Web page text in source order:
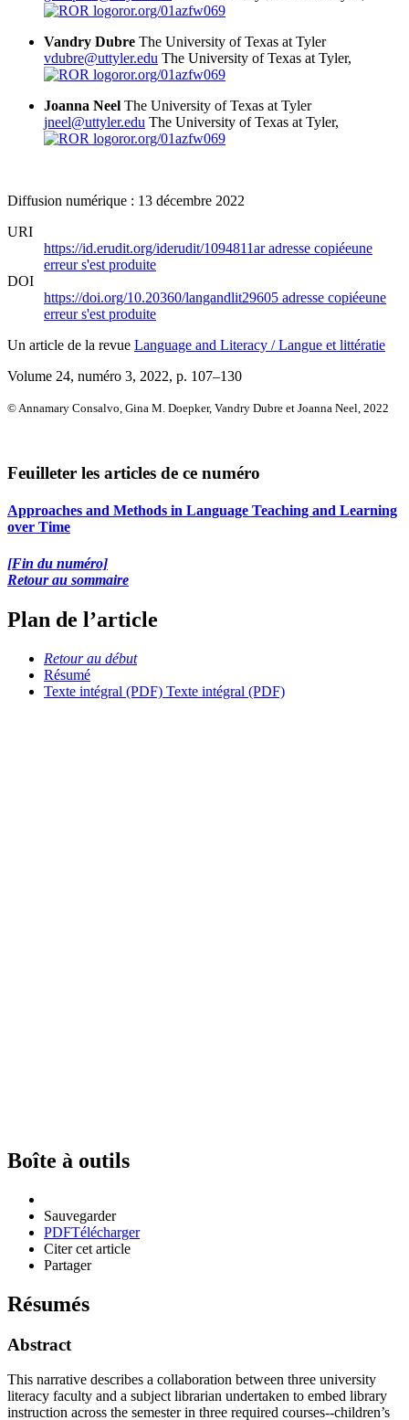
ror.org/01azfw069
Vandry Dubre The University of Texas at Tyler
vdubre@uttyler.edu The University of Texas at Tyler,
ror.org/01azfw069
Joanna Neel The University of Texas at Tyler
jneel@uttyler.edu The University of Texas at Tyler,
ror.org/01azfw069
Diffusion numérique : 13 décembre 2022
URI
https://id.erudit.org/iderudit/1094811aradresse copiéeune
erreur s'est produite
DOI
https://doi.org/10.20360/langandlit29605 adresse copiéeune
erreur s'est produite
Un article de la revue Language and Literacy / Langue et littératie
Volume 24, numéro 3, 2022, p. 107–130
© Annamary Consalvo, Gina M. Doepker, Vandry Dubre et Joanna Neel, 2022
Feuilleter les articles de ce numéro
Approaches and Methods in Language Teaching and Learning
over Time
[Fin du numéro]
Retour au sommaire
Plan de l’article
Retour au début
Résumé
Texte intégral (PDF) Texte intégral (PDF)
Boîte à outils
Sauvegarder
PDFTélécharger
Citer cet article
Partager
Résumés
Abstract
This narrative describes a collaboration between three university
literacy faculty and a subject librarian undertaken to embed library
instruction across the semester in three required courses--children’s